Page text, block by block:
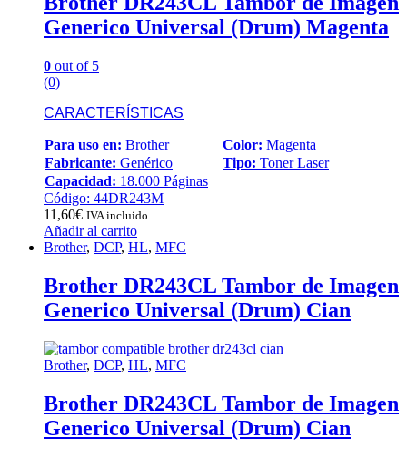
Generico Universal (Drum) Magenta
0 out of 5
(0)
CARACTERÍSTICAS
Para uso en: Brother Color: Magenta
Fabricante: Genérico Tipo: Toner Laser
Capacidad: 18.000 Páginas
Código: 44DR243M
11,60€ IVA incluido
Añadir al carrito
Brother, DCP, HL, MFC
Brother DR243CL Tambor de Imagen
Generico Universal (Drum) Cian
Brother, DCP, HL, MFC
Brother DR243CL Tambor de Imagen
Generico Universal (Drum) Cian